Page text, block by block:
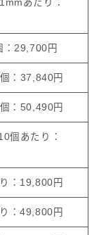
あたり：
：29,700円
：37,840円
：50,490円
個あたり：
：19,800円
：49,800円